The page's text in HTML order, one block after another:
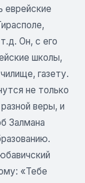
еврейские
Он, с его
школы,
газету.
не только
веры, и
Залмана
«Тебе